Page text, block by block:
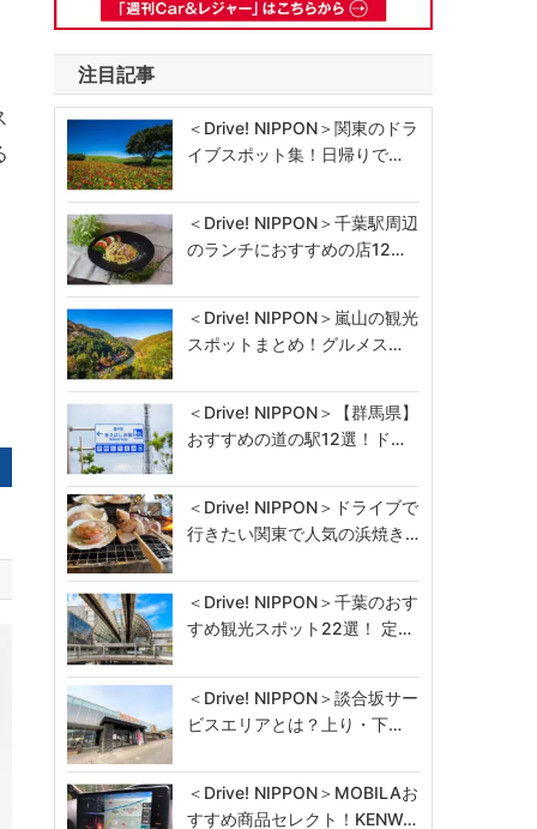
注目記事
＜Drive! NIPPON＞関東のドラ
イブスポット集！日帰りで…
＜Drive! NIPPON＞千葉駅周辺
のランチにおすすめの店12…
＜Drive! NIPPON＞嵐山の観光
スポットまとめ！グルメス…
＜Drive! NIPPON＞【群馬県】
おすすめの道の駅12選！ド…
＜Drive! NIPPON＞ドライブで
行きたい関東で人気の浜焼き…
＜Drive! NIPPON＞千葉のおす
すめ観光スポット22選！ 定…
＜Drive! NIPPON＞談合坂サー
ビスエリアとは？上り・下…
＜Drive! NIPPON＞MOBILAお
すすめ商品セレクト！KENW…